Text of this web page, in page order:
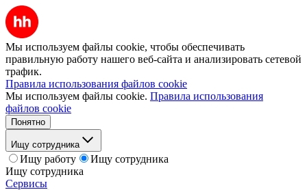
Мы используем файлы cookie, чтобы обеспечивать
правильную работу нашего веб-сайта и анализировать сетевой
трафик.
Правила использования файлов cookie
Мы используем файлы cookie. Правила использования
файлов cookie
Понятно
Ищу сотрудника
Ищу работу
Ищу сотрудника
Ищу сотрудника
Сервисы